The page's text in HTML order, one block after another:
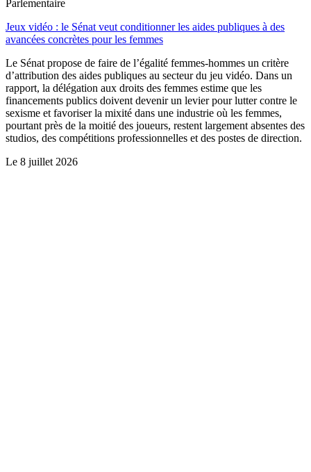
Parlementaire
Jeux vidéo : le Sénat veut conditionner les aides publiques à des
avancées concrètes pour les femmes
Le Sénat propose de faire de l’égalité femmes-hommes un critère
d’attribution des aides publiques au secteur du jeu vidéo. Dans un
rapport, la délégation aux droits des femmes estime que les
financements publics doivent devenir un levier pour lutter contre le
sexisme et favoriser la mixité dans une industrie où les femmes,
pourtant près de la moitié des joueurs, restent largement absentes des
studios, des compétitions professionnelles et des postes de direction.
Le 8 juillet 2026